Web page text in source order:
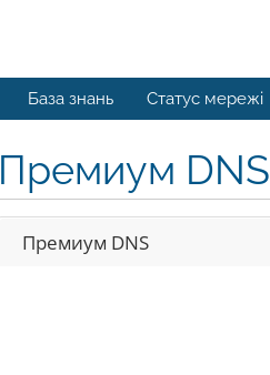
База знань Статус мережі
Премиум DNS
Премиум DNS